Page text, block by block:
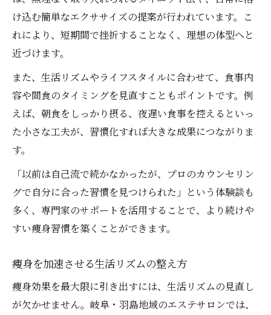
け込む簡単なエクササイズの提案が行われています。こ
れにより、短期間で挫折することなく、理想の体型へと
近づけます。
また、生活リズムやライフスタイルに合わせて、食事内
容や間食のタイミングを見直すこともポイントです。例
えば、朝食をしっかり摂る、夜遅い食事を控えるといっ
た小さな工夫が、習慣化すれば大きな成果につながりま
す。
「以前は自己流で続かなかったが、プロのカウンセリン
グで自分に合った習慣を見つけられた」という体験談も
多く、専門家のサポートを活用することで、より続けや
すい痩身習慣を築くことができます。
痩身を加速させる生活リズムの整え方
痩身効果を最大限に引き出すには、生活リズムの見直し
が欠かせません。岐阜・羽島地域のエステサロンでは、